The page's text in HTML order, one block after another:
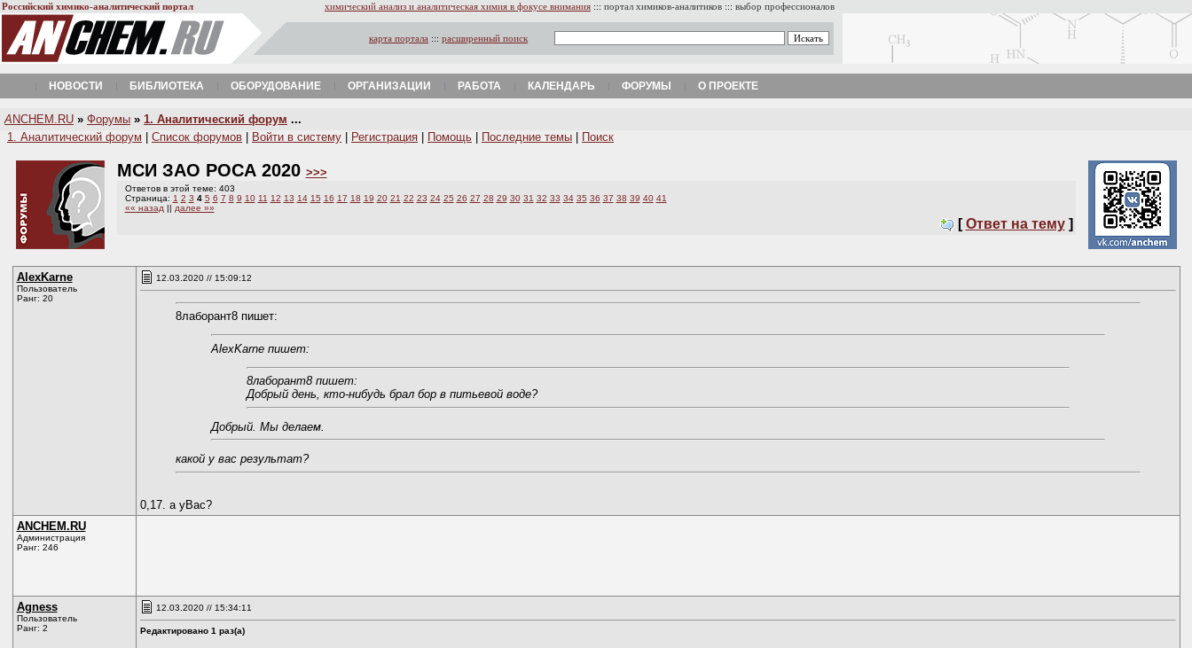
Российский химико-аналитический портал химический анализ и аналитическая химия в фокусе внимания ::: портал химиков-аналитиков ::: выбор профессионалов
карта портала ::: расширенный поиск
НОВОСТИ БИБЛИОТЕКА ОБОРУДОВАНИЕ ОРГАНИЗАЦИИ РАБОТА КАЛЕНДАРЬ ФОРУМЫ О ПРОЕКТЕ
A NCHEM.RU » Форумы » 1. Аналитический форум ...
1. Аналитический форум
Список форумов Войти в систему Регистрация Помощь Последние темы Поиск
МСИ ЗАО РОСА 2020 >>>
Ответов в этой теме: 403
Страница: 1 2 3 4 5 6 7 8 9 10 11 12 13 14 15 16 17 18 19 20 21 22 23 24 25 26 27 28 29 30 31 32 33 34 35 36 37 38 39 40 41
«« назад || далее »»
[ Ответ на тему ]
AlexKarne
Пользователь
Ранг: 20
12.03.2020 // 15:09:12
8лаборант8 пишет:
AlexKarne пишет:
8лаборант8 пишет:
Добрый день, кто-нибудь брал бор в питьевой воде?
Добрый. Мы делаем.
какой у вас результат?
0,17. а уВас?
ANCHEM.RU
Администрация
Ранг: 246
Agness
Пользователь
Ранг: 2
12.03.2020 // 15:34:11
Редактировано 1 раз(а)